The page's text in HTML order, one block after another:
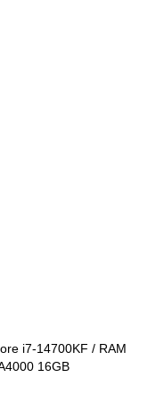
i7-14700KF / RAM
16GB